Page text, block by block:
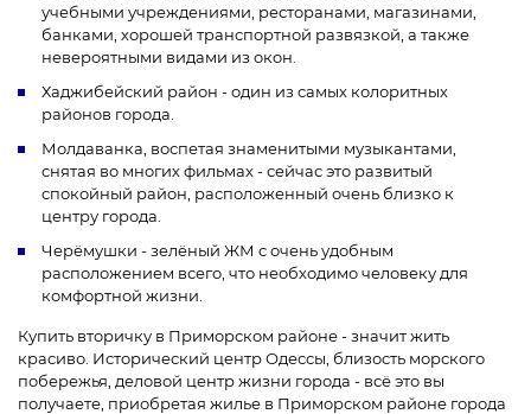
учебными учреждениями, ресторанами, магазинами,
банками, хорошей транспортной развязкой, а также
невероятными видами из окон.
Хаджибейский район - один из самых колоритных
районов города.
Молдаванка, воспетая знаменитыми музыкантами,
снятая во многих фильмах - сейчас это развитый
спокойный район, расположенный очень близко к
центру города.
Черёмушки - зелёный ЖМ с очень удобным
расположением всего, что необходимо человеку для
комфортной жизни.
Купить вторичку в Приморском районе - значит жить
красиво. Исторический центр Одессы, близость морского
побережья, деловой центр жизни города - всё это вы
получаете, приобретая жилье в Приморском районе города